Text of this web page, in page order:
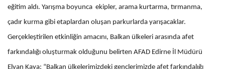
eğitim aldı. Yarışma boyunca ekipler, arama kurtarma, tırmanma,
çadır kurma gibi etaplardan oluşan parkurlarda yarışacaklar.
Gerçekleştirilen etkinliğin amacını, Balkan ülkeleri arasında afet
farkındalığı oluşturmak olduğunu belirten AFAD Edirne İl Müdürü
Elvan Kaya; “Balkan ülkelerimizdeki gençlerimizde afet farkındalığı